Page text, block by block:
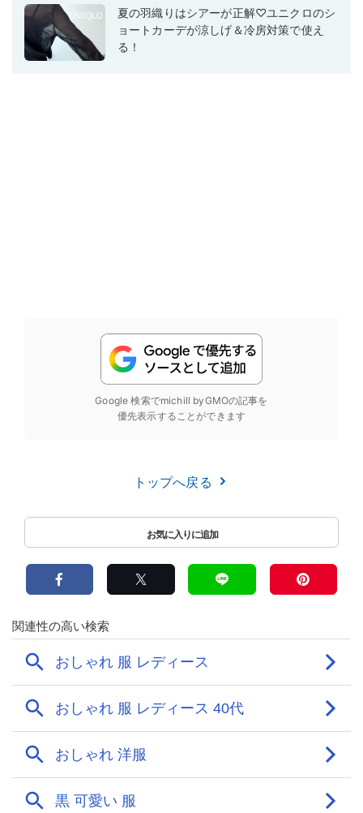
夏の羽織りはシアーが正解♡ユニクロのシ
ョートカーデが涼しげ＆冷房対策で使え
る！
Google 検索でmichill byGMOの記事を
優先表示することができます
トップへ戻る